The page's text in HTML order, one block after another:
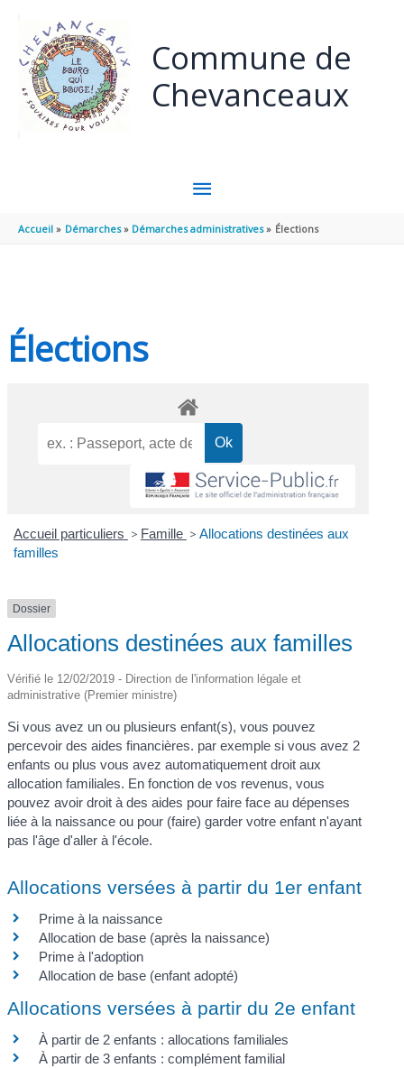
Commune de
Chevanceaux
MENU
PRINCIPAL
Accueil Démarches Démarches administratives Élections
Élections
Accueil particuliers > Famille > Allocations destinées aux
familles
Dossier
Allocations destinées aux familles
Vérifié le 12/02/2019 - Direction de l'information légale et
administrative (Premier ministre)
Si vous avez un ou plusieurs enfant(s), vous pouvez
percevoir des aides financières. par exemple si vous avez 2
enfants ou plus vous avez automatiquement droit aux
allocation familiales. En fonction de vos revenus, vous
pouvez avoir droit à des aides pour faire face au dépenses
liée à la naissance ou pour (faire) garder votre enfant n'ayant
pas l'âge d'aller à l'école.
Allocations versées à partir du 1er enfant
Prime à la naissance
Allocation de base (après la naissance)
Prime à l'adoption
Allocation de base (enfant adopté)
Allocations versées à partir du 2e enfant
À partir de 2 enfants : allocations familiales
À partir de 3 enfants : complément familial